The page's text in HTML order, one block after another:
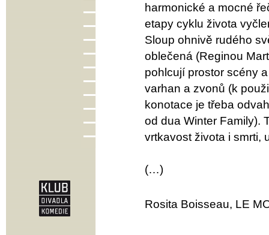
harmonické a mocné
etapy cyklu života
Sloup ohnivě rudého
oblečená (Reginou
pohlcují prostor scény
varhan a zvonů (k
konotace je třeba
od dua Winter Family).
vrtkavost života i smrti,
(…)
Rosita Boisseau, LE